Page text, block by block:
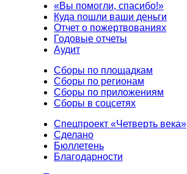
«Вы помогли, спасибо!»
Куда пошли ваши деньги
Отчет о пожертвованиях
Годовые отчеты
Аудит
Сборы по площадкам
Сборы по регионам
Сборы по приложениям
Сборы в соцсетях
Спецпроект «Четверть века»
Сделано
Бюллетень
Благодарности